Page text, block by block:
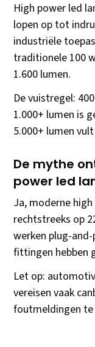
High power led
lopen op tot
industriële
traditionele 100
1.600 lumen.
De vuistregel:
1.000+ lumen is
5.000+ lumen
De mythe
power led
Ja, moderne
rechtstreeks op
werken plug-
fittingen hebben
Let op:
vereisen vaak
foutmeldingen